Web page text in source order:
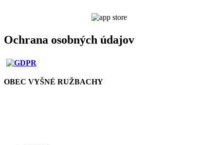
Ochrana osobných údajov
OBEC VYŠNÉ RUŽBACHY